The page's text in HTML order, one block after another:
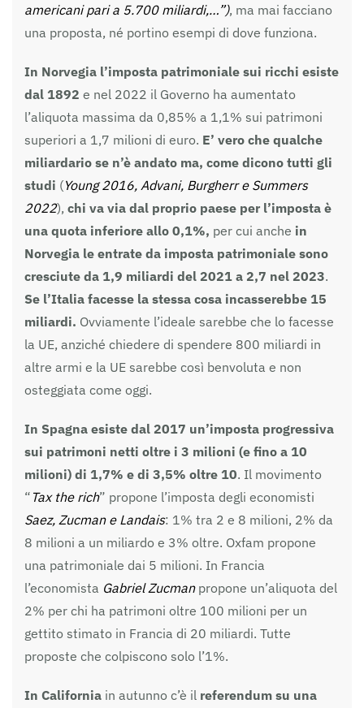
americani pari a 5.700 miliardi,…”), ma mai facciano
una proposta, né portino esempi di dove funziona.
In Norvegia l’imposta patrimoniale sui ricchi esiste
dal 1892 e nel 2022 il Governo ha aumentato
l’aliquota massima da 0,85% a 1,1% sui patrimoni
superiori a 1,7 milioni di euro. E’ vero che qualche
miliardario se n’è andato ma, come dicono tutti gli
studi (Young 2016, Advani, Burgherr e Summers
2022), chi va via dal proprio paese per l’imposta è
una quota inferiore allo 0,1%, per cui anche in
Norvegia le entrate da imposta patrimoniale sono
cresciute da 1,9 miliardi del 2021 a 2,7 nel 2023.
Se l’Italia facesse la stessa cosa incasserebbe 15
miliardi. Ovviamente l’ideale sarebbe che lo facesse
la UE, anziché chiedere di spendere 800 miliardi in
altre armi e la UE sarebbe così benvoluta e non
osteggiata come oggi.
In Spagna esiste dal 2017 un’imposta progressiva
sui patrimoni netti oltre i 3 milioni (e fino a 10
milioni) di 1,7% e di 3,5% oltre 10. Il movimento
“ Tax the rich” propone l’imposta degli economisti
Saez, Zucman e Landais: 1% tra 2 e 8 milioni, 2% da
8 milioni a un miliardo e 3% oltre. Oxfam propone
una patrimoniale dai 5 milioni. In Francia
l’economista Gabriel Zucmanpropone un’aliquota del
2% per chi ha patrimoni oltre 100 milioni per un
gettito stimato in Francia di 20 miliardi. Tutte
proposte che colpiscono solo l’1%.
In California in autunno c’è il referendum su una